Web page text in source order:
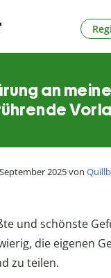
an
2025 von
und schönste
die eigenen
zu teilen.